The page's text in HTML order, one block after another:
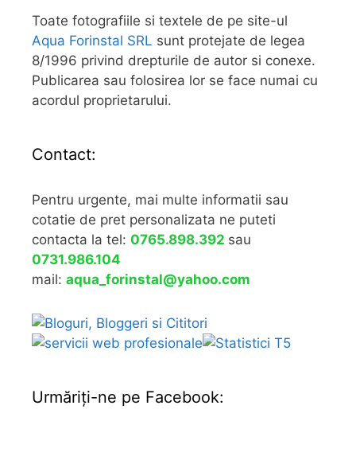
Toate fotografiile si textele de pe site-ul
Aqua Forinstal SRL sunt protejate de legea
8/1996 privind drepturile de autor si conexe.
Publicarea sau folosirea lor se face numai cu
acordul proprietarului.
Contact:
Pentru urgente, mai multe informatii sau
cotatie de pret personalizata ne puteti
contacta la tel: 0765.898.392 sau
0731.986.104
mail: aqua_forinstal@yahoo.com
Urmăriţi-ne pe Facebook: